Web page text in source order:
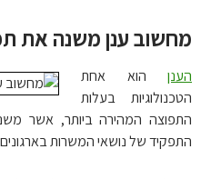
ענן משנה את
הוא אחת
בעלות
המהירה ביותר, אשר
של נושאי המשרות בארגונים.